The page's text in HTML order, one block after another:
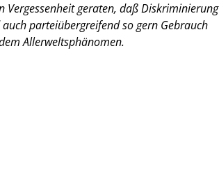
geraten, daß Diskriminierung
parteiübergreifend so gern Gebrauch
Allerweltsphänomen.